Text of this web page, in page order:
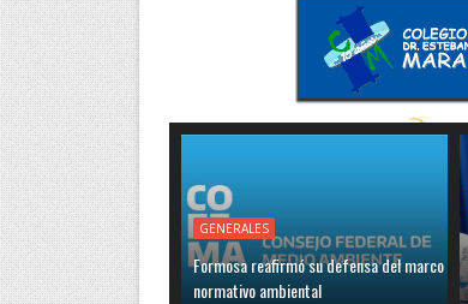
GENERALES
Formosa reafirmó su defensa del marco
normativo ambiental